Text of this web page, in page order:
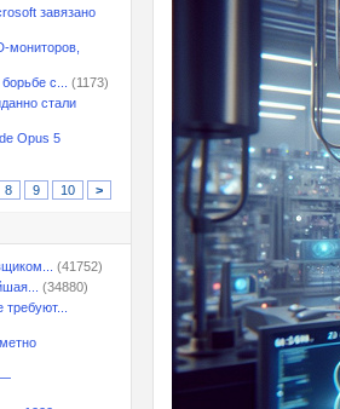
завязано
мониторов,
с...
(1173)
стали
Opus 5
8 9 10 >
(41752)
(34880)
—